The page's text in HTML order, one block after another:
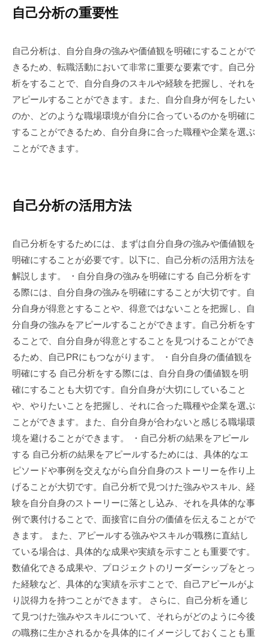
自己分析の重要性
自己分析は、自分自身の強みや価値観を明確にすることがで
きるため、転職活動において非常に重要な要素です。自己分
析をすることで、自分自身のスキルや経験を把握し、それを
アピールすることができます。また、自分自身が何をしたい
のか、どのような職場環境が自分に合っているのかを明確に
することができるため、自分自身に合った職種や企業を選ぶ
ことができます。
自己分析の活用方法
自己分析をするためには、まずは自分自身の強みや価値観を
明確にすることが必要です。以下に、自己分析の活用方法を
解説します。 ・自分自身の強みを明確にする 自己分析をす
る際には、自分自身の強みを明確にすることが大切です。自
分自身が得意とすることや、得意ではないことを把握し、自
分自身の強みをアピールすることができます。自己分析をす
ることで、自分自身が得意とすることを見つけることができ
るため、自己PRにもつながります。 ・自分自身の価値観を
明確にする 自己分析をする際には、自分自身の価値観を明
確にすることも大切です。自分自身が大切にしていること
や、やりたいことを把握し、それに合った職種や企業を選ぶ
ことができます。また、自分自身が合わないと感じる職場環
境を避けることができます。 ・自己分析の結果をアピール
する 自己分析の結果をアピールするためには、具体的なエ
ピソードや事例を交えながら自分自身のストーリーを作り上
げることが大切です。自己分析で見つけた強みやスキル、経
験を自分自身のストーリーに落とし込み、それを具体的な事
例で裏付けることで、面接官に自分の価値を伝えることがで
きます。 また、アピールする強みやスキルが職務に直結し
ている場合は、具体的な成果や実績を示すことも重要です。
数値化できる成果や、プロジェクトのリーダーシップをとっ
た経験など、具体的な実績を示すことで、自己アピールがよ
り説得力を持つことができます。 さらに、自己分析を通じ
て見つけた強みやスキルについて、それらがどのように今後
の職務に生かされるかを具体的にイメージしておくことも重